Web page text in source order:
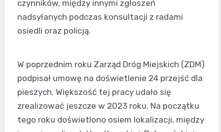
czynników, między innymi zgłoszeń
nadsyłanych podczas konsultacji z radami
osiedli oraz policją.
W poprzednim roku Zarząd Dróg Miejskich (ZDM)
podpisał umowę na doświetlenie 24 przejść dla
pieszych. Większość tej pracy udało się
zrealizować jeszcze w 2023 roku. Na początku
tego roku doświetlono osiem lokalizacji, między